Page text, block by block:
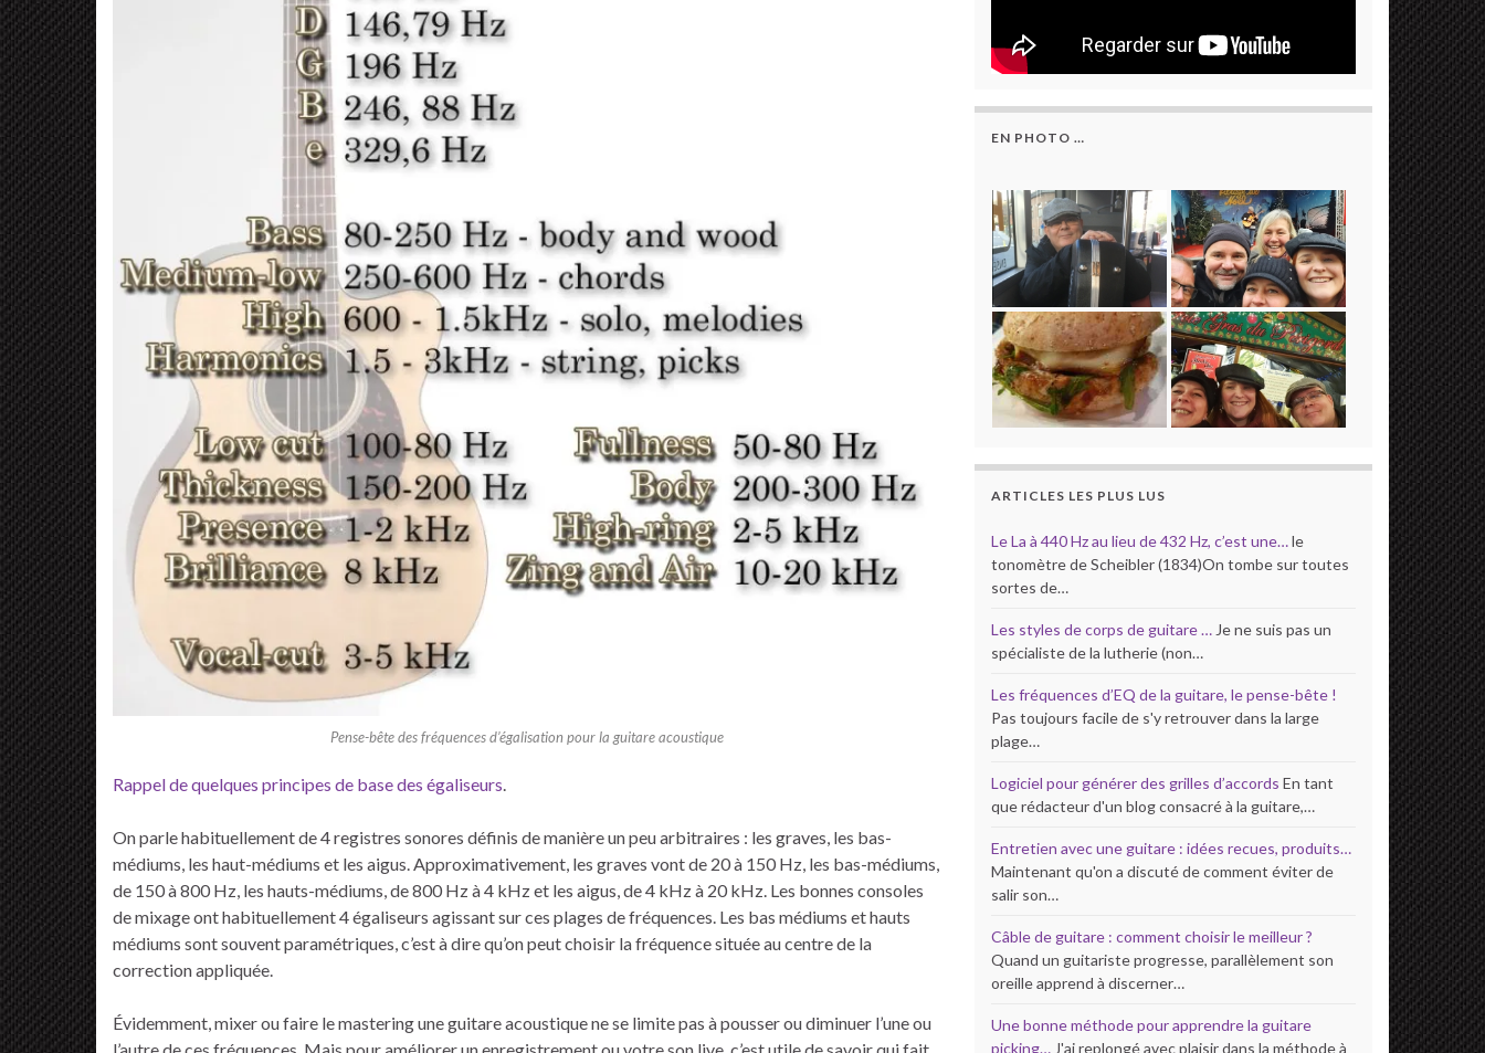
Pense-bête des fréquences d’égalisation pour la guitare acoustique
Rappel de quelques principes de base des égaliseurs.
On parle habituellement de 4 registres sonores définis de manière un peu arbitraires : les graves, les bas-
médiums, les haut-médiums et les aigus. Approximativement, les graves vont de 20 à 150 Hz, les bas-médiums,
de 150 à 800 Hz, les hauts-médiums, de 800 Hz à 4 kHz et les aigus, de 4 kHz à 20 kHz. Les bonnes consoles
de mixage ont habituellement 4 égaliseurs agissant sur ces plages de fréquences. Les bas médiums et hauts
médiums sont souvent paramétriques, c’est à dire qu’on peut choisir la fréquence située au centre de la
correction appliquée.
Évidemment, mixer ou faire le mastering une guitare acoustique ne se limite pas à pousser ou diminuer l’une ou
EN PHOTO …
ARTICLES LES PLUS LUS
Le La à 440 Hz au lieu de 432 Hz, c’est une…le
tonomètre de Scheibler (1834)On tombe sur toutes
sortes de…
Les styles de corps de guitare … Je ne suis pas un
spécialiste de la lutherie (non…
Les fréquences d’EQ de la guitare, le pense-bête !
Pas toujours facile de s'y retrouver dans la large
plage…
Logiciel pour générer des grilles d’accords En tant
que rédacteur d'un blog consacré à la guitare,…
Entretien avec une guitare : idées recues, produits…
Maintenant qu'on a discuté de comment éviter de
salir son…
Câble de guitare : comment choisir le meilleur ?
Quand un guitariste progresse, parallèlement son
oreille apprend à discerner…
Une bonne méthode pour apprendre la guitare
picking… J'ai replongé avec plaisir dans la méthode à